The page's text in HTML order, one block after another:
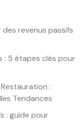
revenus passifs
: 5 étapes clés pour
:
Tendances
: guide pour